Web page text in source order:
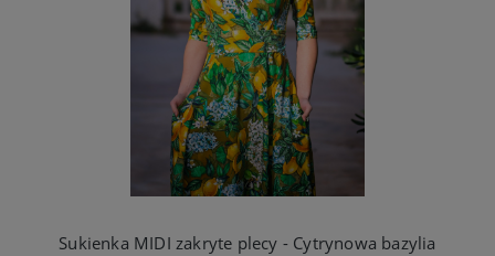
Sukienka MIDI zakryte plecy - Cytrynowa bazylia